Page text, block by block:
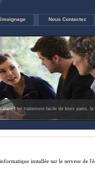
installée sur le serveur de
un traitement facile de leurs paies,
Nous Contactez